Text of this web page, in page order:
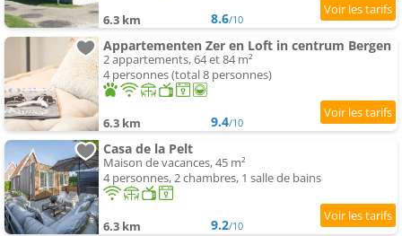
6.3 km 8.6/10
Appartementen Zer en Loft in centrum Bergen
2 appartements, 64 et 84 m²
4 personnes (total 8 personnes)
6.3 km 9.4/10
Casa de la Pelt
Maison de vacances, 45 m²
4 personnes, 2 chambres, 1 salle de bains
6.3 km 9.2/10